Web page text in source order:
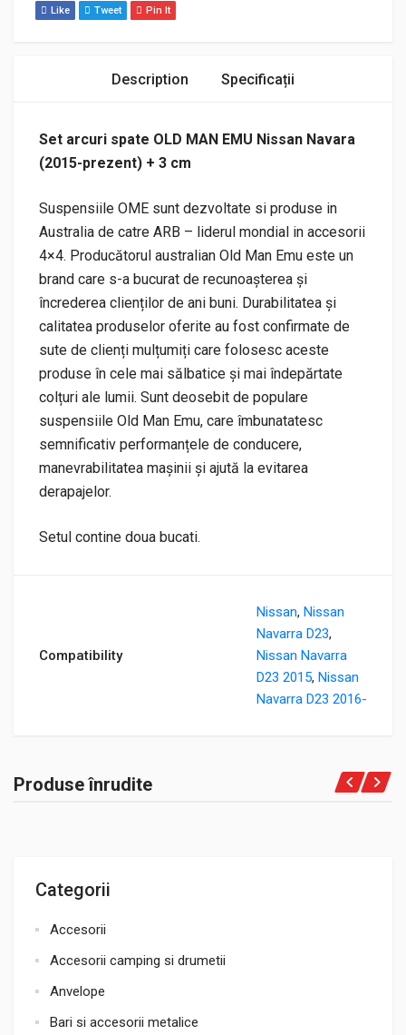
Categorii
Accesorii
Accesorii camping si drumetii
Anvelope
Bari si accesorii metalice
Like Tweet Pin It
Description Specificații
Set arcuri spate OLD MAN EMU Nissan Navara
(2015-prezent) + 3 cm
Suspensiile OME sunt dezvoltate si produse in
Australia de catre ARB – liderul mondial in accesorii
4×4. Producătorul australian Old Man Emu este un
brand care s-a bucurat de recunoașterea și
încrederea clienților de ani buni. Durabilitatea și
calitatea produselor oferite au fost confirmate de
sute de clienți mulțumiți care folosesc aceste
produse în cele mai sălbatice și mai îndepărtate
colțuri ale lumii. Sunt deosebit de populare
suspensiile Old Man Emu, care îmbunatatesc
semnificativ performanțele de conducere,
manevrabilitatea mașinii și ajută la evitarea
derapajelor.
Setul contine doua bucati.
Compatibility
Nissan, Nissan
Navarra D23,
Nissan Navarra
D23 2015, Nissan
Navarra D23 2016-
Produse înrudite